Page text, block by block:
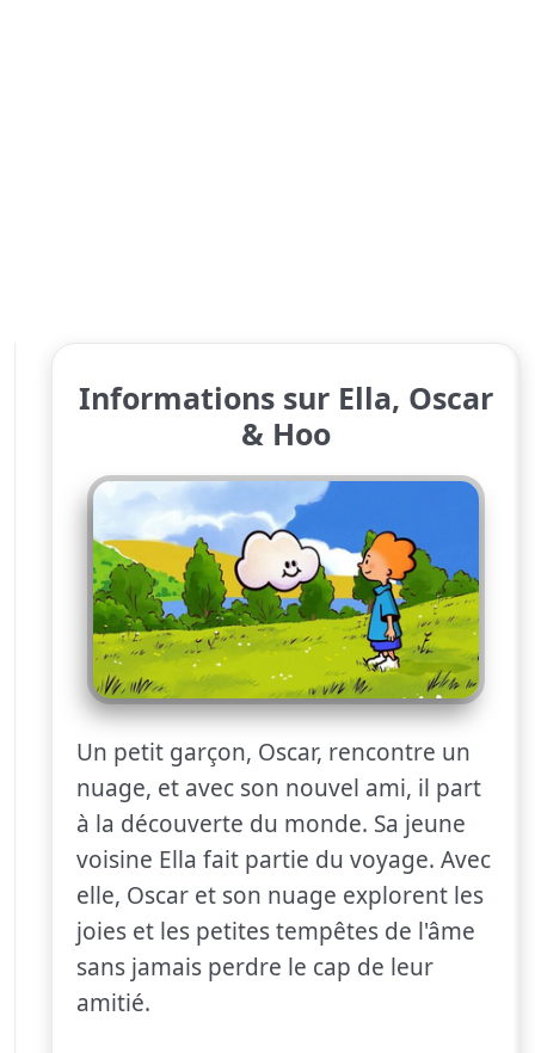
Informations sur Ella, Oscar
& Hoo
Un petit garçon, Oscar, rencontre un
nuage, et avec son nouvel ami, il part
à la découverte du monde. Sa jeune
voisine Ella fait partie du voyage. Avec
elle, Oscar et son nuage explorent les
joies et les petites tempêtes de l'âme
sans jamais perdre le cap de leur
amitié.